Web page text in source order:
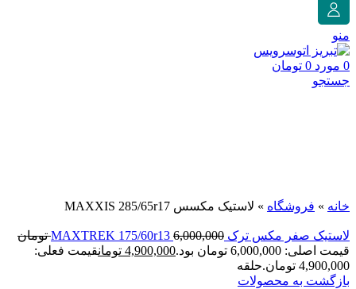
منو
0 مورد 0 تومان
جستجو
خانه » فروشگاه » لاستیک مکسس MAXXIS 285/65r17
لاستیک صفر مکس ترک MAXTREK 175/60r13 6,000,000
تومان
قیمت اصلی: 6,000,000 تومان بود.
4,900,000 تومانقیمت فعلی:
4,900,000 تومان.
حلقه
بازگشت به محصولات